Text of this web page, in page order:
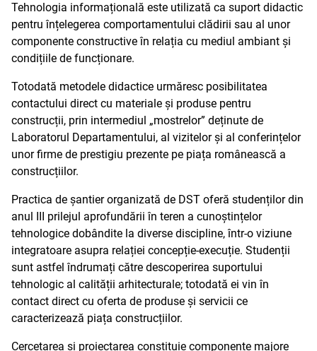
Tehnologia informațională este utilizată ca suport didactic
pentru înțelegerea comportamentului clădirii sau al unor
componente constructive în relația cu mediul ambiant și
condițiile de funcționare.
Totodată metodele didactice urmăresc posibilitatea
contactului direct cu materiale și produse pentru
construcții, prin intermediul „mostrelor” deținute de
Laboratorul Departamentului, al vizitelor și al conferințelor
unor firme de prestigiu prezente pe piața românească a
construcțiilor.
Practica de șantier organizată de DST oferă studenților din
anul III prilejul aprofundării în teren a cunoștințelor
tehnologice dobândite la diverse discipline, într-o viziune
integratoare asupra relației concepție-execuție. Studenții
sunt astfel îndrumați către descoperirea suportului
tehnologic al calității arhitecturale; totodată ei vin în
contact direct cu oferta de produse și servicii ce
caracterizează piața construcțiilor.
Cercetarea și proiectarea constituie componente majore